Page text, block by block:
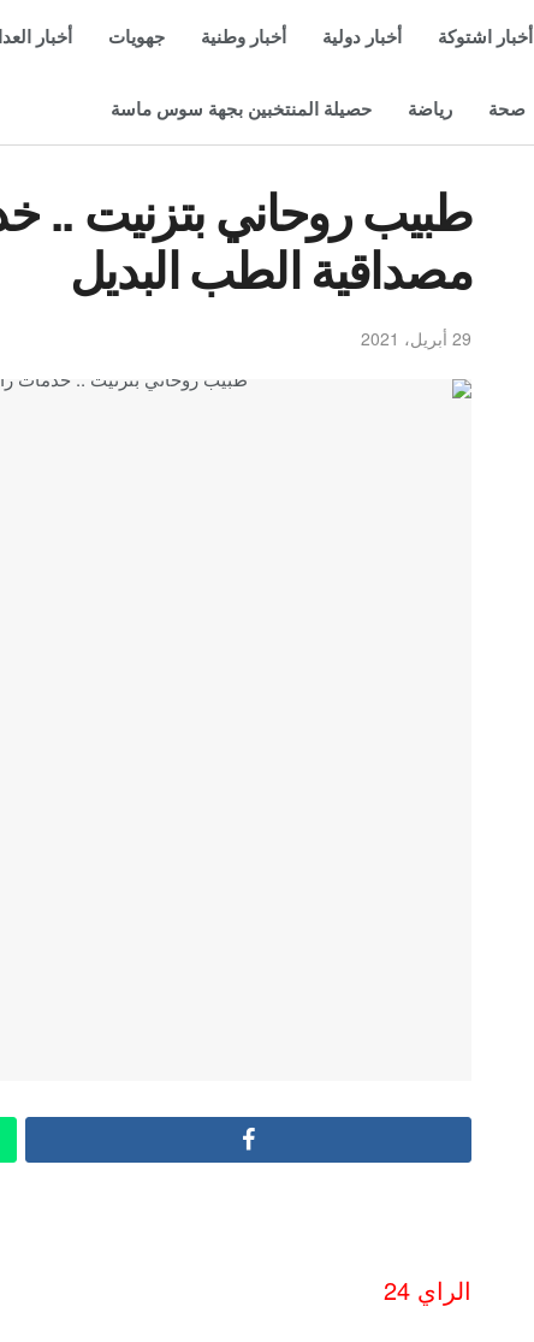
أخبار اشتوكة أخبار دولية أخبار وطنية جهويات أخبار
صحة رياضة حصيلة المنتخبين بجهة سوس ماسة
طبيب روحاني بتزنيت ..
مصداقية الطب البديل
29 أبريل، 2021
الراي 24